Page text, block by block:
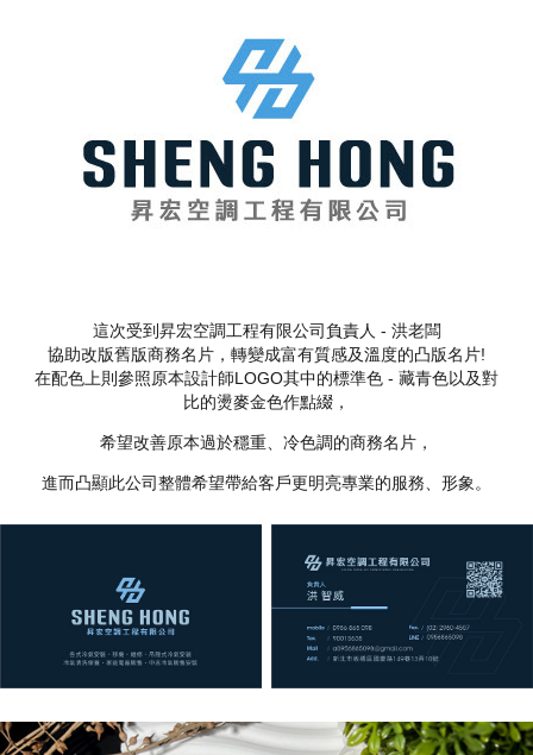
這次受到昇宏空調工程有限公司負責人 - 洪老闆
協助改版舊版商務名片，轉變成富有質感及溫度的凸版名片!
在配色上則參照原本設計師LOGO其中的標準色 - 藏青色以及對
比的燙麥金色作點綴，
希望改善原本過於穩重、冷色調的商務名片，
進而凸顯此公司整體希望帶給客戶更明亮專業的服務、形象。